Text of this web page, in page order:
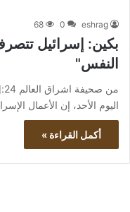
eshrag
0
68
بكين: إسرائيل
النفس"
اليوم الأحد، إن الأعمال
أكمل القراءة »